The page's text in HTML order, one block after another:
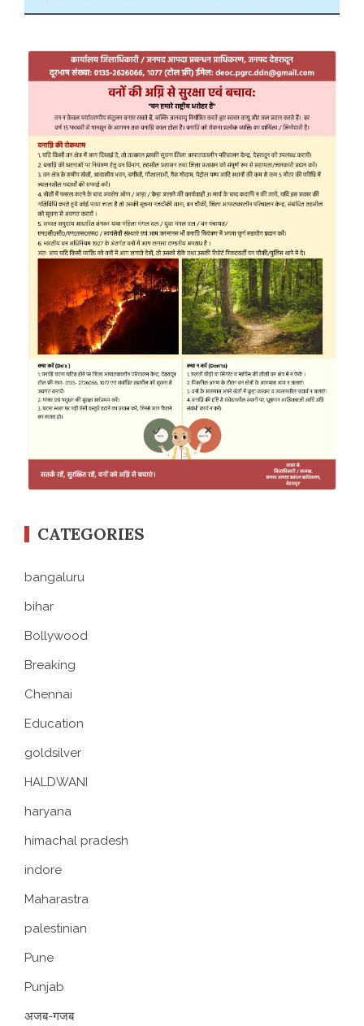
CATEGORIES
bangaluru
bihar
Bollywood
Breaking
Chennai
Education
goldsilver
HALDWANI
haryana
himachal pradesh
indore
Maharastra
palestinian
Pune
Punjab
अजब-गजब